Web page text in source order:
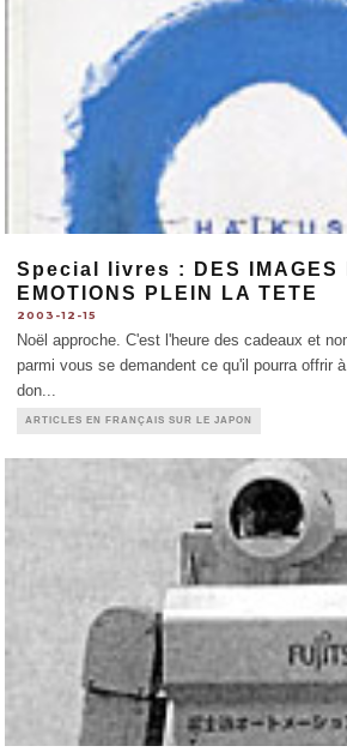
Special livres : DES IMAGES
EMOTIONS PLEIN LA TETE
2003-12-15
Noël approche. C'est l'heure des cadeaux et
parmi vous se demandent ce qu'il pourra offrir
don...
ARTICLES EN FRANÇAIS SUR LE JAPON